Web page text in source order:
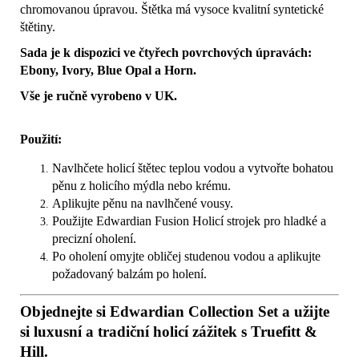
chromovanou úpravou. Štětka má vysoce kvalitní syntetické
štětiny.
Sada je k dispozici ve čtyřech povrchových úpravách:
Ebony, Ivory, Blue Opal a Horn.
Vše je ručně vyrobeno v UK.
Použití:
Navlhčete holicí štětec teplou vodou a vytvořte bohatou
pěnu z holicího mýdla nebo krému.
Aplikujte pěnu na navlhčené vousy.
Použijte Edwardian Fusion Holicí strojek pro hladké a
precizní oholení.
Po oholení omyjte obličej studenou vodou a aplikujte
požadovaný balzám po holení.
Objednejte si Edwardian Collection Set a užijte
si luxusní a tradiční holicí zážitek s Truefitt &
Hill.